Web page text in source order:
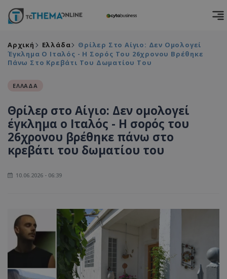
Αρχική Ελλάδα
Θρίλερ Στο Αίγιο: Δεν Ομολογεί
Έγκλημα Ο Ιταλός - Η Σορός Του 26χρονου Βρέθηκε
Πάνω Στο Κρεβάτι Του Δωματίου Του
ΕΛΛΑΔΑ
Θρίλερ στο Αίγιο: Δεν ομολογεί
έγκλημα ο Ιταλός - Η σορός του
26χρονου βρέθηκε πάνω στο
κρεβάτι του δωματίου του
10.06.2026 - 06:39